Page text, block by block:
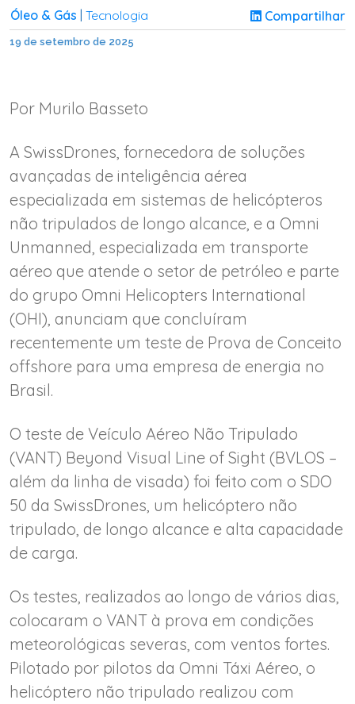
Óleo & Gás Tecnologia Compartilhar
19 de setembro de 2025
Por Murilo Basseto
A SwissDrones, fornecedora de soluções
avançadas de inteligência aérea
especializada em sistemas de helicópteros
não tripulados de longo alcance, e a Omni
Unmanned, especializada em transporte
aéreo que atende o setor de petróleo e parte
do grupo Omni Helicopters International
(OHI), anunciam que concluíram
recentemente um teste de Prova de Conceito
offshore para uma empresa de energia no
Brasil.
O teste de Veículo Aéreo Não Tripulado
(VANT) Beyond Visual Line of Sight (BVLOS –
além da linha de visada) foi feito com o SDO
50 da SwissDrones, um helicóptero não
tripulado, de longo alcance e alta capacidade
de carga.
Os testes, realizados ao longo de vários dias,
colocaram o VANT à prova em condições
meteorológicas severas, com ventos fortes.
Pilotado por pilotos da Omni Táxi Aéreo, o
helicóptero não tripulado realizou com